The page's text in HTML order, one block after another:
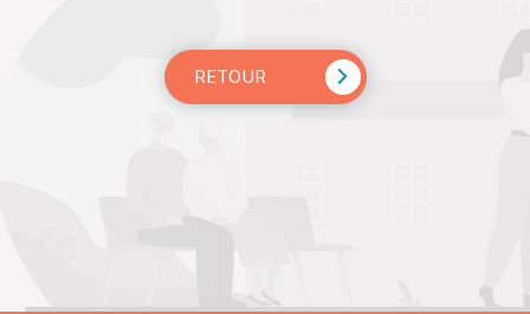
RETOUR